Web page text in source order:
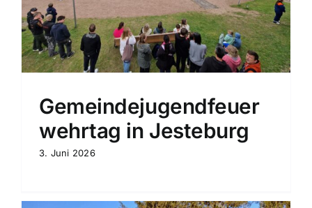
Gemeindejugendfeuer
wehrtag in Jesteburg
3. Juni 2026